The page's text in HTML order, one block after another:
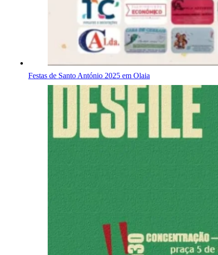
Festas de Santo António 2025 em Olaia